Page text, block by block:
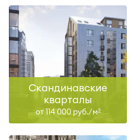
Скандинавские
кварталы
от 114 000 руб./м2